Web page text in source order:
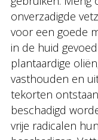
onverzadigde
voor een goede
in de huid
plantaardige
vasthouden en
tekorten
beschadigd
vrije radicalen